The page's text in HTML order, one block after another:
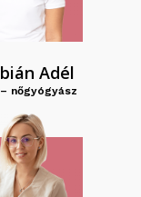
Adél
nőgyógyász